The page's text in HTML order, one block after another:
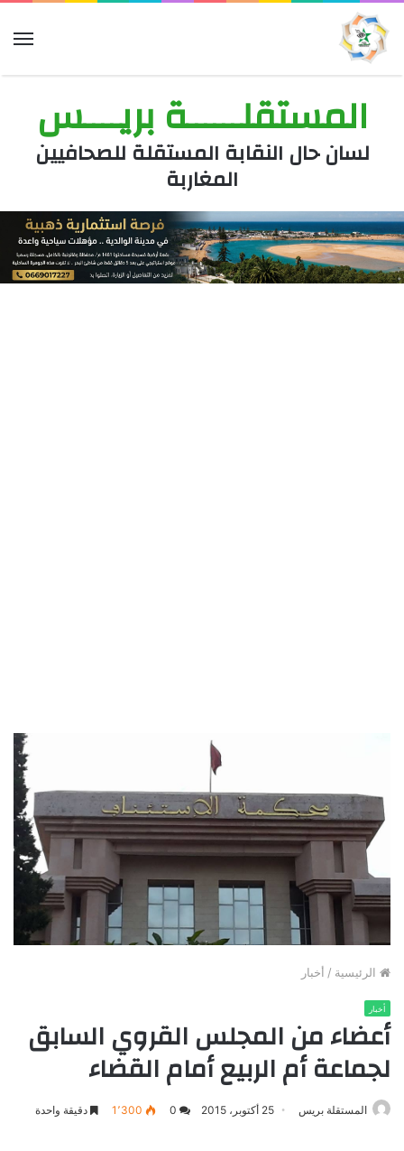
المستقلــــــة بريــــس
لسان حال النقابة المستقلة للصحافيين
المغاربة
الرئيسية / أخبار
أخبار
أعضاء من المجلس القروي السابق
لجماعة أم الربیع أمام القضاء
المستقلة بريس 25 أكتوبر، 2015 0 1٬300 دقيقة واحدة